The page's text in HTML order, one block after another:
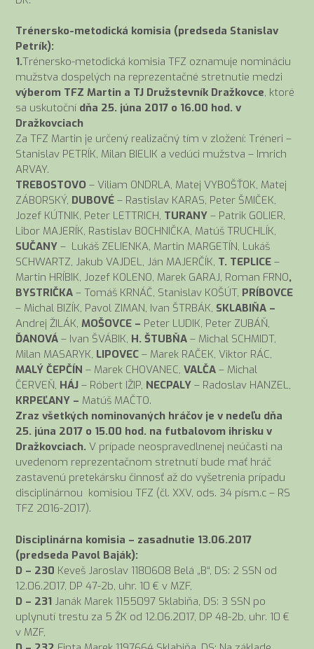
Trénersko-metodická komisia (predseda Stanislav
Petrík):
1.Trénersko-metodická komisia TFZ oznamuje nomináciu
mužstva dospelých na reprezentačné stretnutie medzi
výberom TFZ Martin a TJ Družstevník Dražkovce, ktoré
sa uskutoční dňa 25. júna 2017 o 16.00 hod. v
Dražkovciach
Za TFZ Martin je určený realizačný tím v zložení: Tréneri –
Stanislav PETRÍK, Milan BIELIK a vedúci mužstva – Imrich
ARVAY.
TREBOSTOVO – Viliam ONDRLA, Matej VYBOŠŤOK, Matej
ZÁBORSKÝ, DUBOVÉ – Rastislav KARAS, Peter ŠMIČEK,
Jozef KÚTNIK, Peter LETTRICH, TURANY – Patrik GOLIER,
Libor MAJERÍK, Rastislav BOCHNIČKA, Matúš TRUCHLÍK,
SUČANY – Lukáš ZELIENKA, Martin MARGETÍN, Lukáš
SCHWARTZ, Jakub VAJDEL, Ján MAJERČÍK, T. TEPLICE –
Martin HRÍBIK, Jozef KOLENO, Marek GARAJ, Roman FRNO,
BYSTRIČKA – Tomáš KRNÁČ, Stanislav KOŠÚT, PRÍBOVCE
– Michal BIZÍK, Pavol ZIMAN, Ivan ŠTRBÁK, SKLABIŇA –
Andrej ŽILÁK, MOŠOVCE – Peter LUDIK, Peter ZUBÁŇ,
ĎANOVÁ – Ivan ŠVÁBIK, H. ŠTUBŇA – Michal SCHMIDT,
Milan MASARYK, LIPOVEC – Marek RAČEK, Viktor RÁC,
MALÝ ČEPČÍN – Marek CHOVANEC, VALČA – Michal
ČERVEŇ, HÁJ – Róbert IŽIP, NECPALY – Radoslav HANZEL,
KRPEĽANY – Matúš MAČTO.
Zraz všetkých nominovaných hráčov je v nedeľu dňa
25. júna 2017 o 15.00 hod. na futbalovom ihrisku v
Dražkovciach. V prípade neospravedlnenej neúčasti na
uvedenom reprezentačnom stretnutí bude mať hráč
zastavenú pretekársku činnosť až do vyšetrenia prípadu
disciplinárnou komisiou TFZ (čl. XXV, ods. 34 písm.c – RS
TFZ 2016-2017).
Disciplinárna komisia – zasadnutie 13.06.2017
(predseda Pavol Baják):
D – 230 Keveš Jaroslav 1180608 Belá „B“, DS: 2 SSN od
12.06.2017, DP 47-2b, uhr. 10 € v MZF,
D – 231 Janák Marek 1155097 Sklabiňa, DS: 3 SSN po
uplynutí trestu za 5 ŽK od 12.06.2017, DP 48-2b, uhr. 10 €
v MZF,